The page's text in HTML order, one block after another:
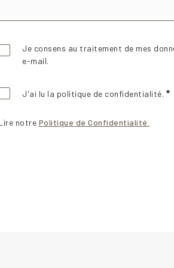
Je consens au traitement de mes
e-mail.
J'ai lu la politique de confidentialité.
notre Politique de Confidentialité.